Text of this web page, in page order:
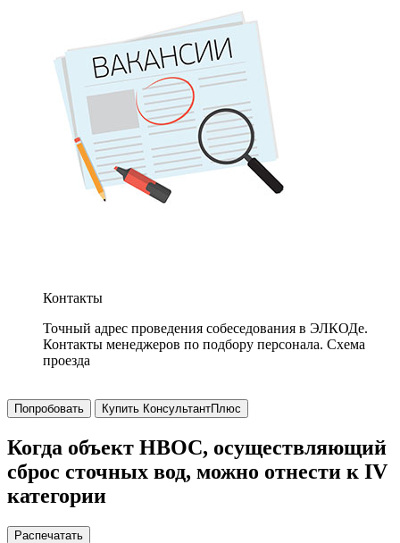
Контакты
Точный адрес проведения собеседования в ЭЛКОДе.
Контакты менеджеров по подбору персонала. Схема
проезда
Попробовать Купить КонсультантПлюс
Когда объект НВОС, осуществляющий
сброс сточных вод, можно отнести к IV
категории
Распечатать